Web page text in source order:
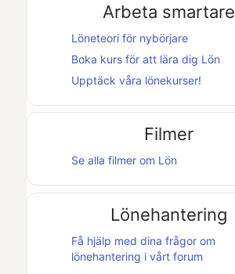
Arbeta smartare
Löneteori för nybörjare
Boka kurs för att lära dig Lön
Upptäck våra lönekurser!
Filmer
Se alla filmer om Lön
Lönehantering
Få hjälp med dina frågor om
lönehantering i vårt forum